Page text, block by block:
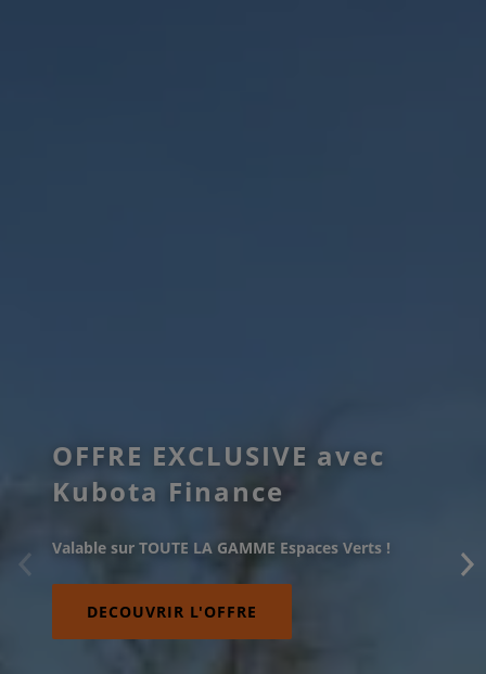
OFFRE EXCLUSIVE avec
Kubota Finance
Valable sur TOUTE LA GAMME Espaces Verts !
DECOUVRIR L'OFFRE